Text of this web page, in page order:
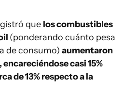
que los combustibles
(ponderando cuánto pesa
de consumo) aumentaron
encareciéndose casi 15%
de 13% respecto a la